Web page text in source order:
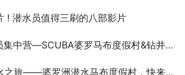
! 潜水员值得三刷的八部影片
中营—SCUBA婆罗马布度假村&钻井平台
婆罗洲潜水马布度假村，快来拥抱璀璨的海洋世界吧！